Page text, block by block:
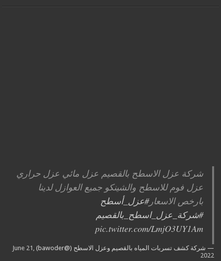
شركة عزل الاسطح بالقصيم عزل مائي عزل حراري
عزل فوم للاسطح والشينكو جميع العوازل لدينا
بارخص الاسعار#عزل_أسطح
#شركة_عزل_اسطح_بالقصيم
pic.twitter.com/LmjO3UY1Am
— شركة كشف تسربات المياه بالقصيم وعزل الاسطح (@bawoder)
June 21,
2022